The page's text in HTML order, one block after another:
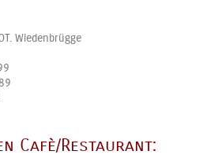
Wiedenbrügge
Cafè/Restaurant: